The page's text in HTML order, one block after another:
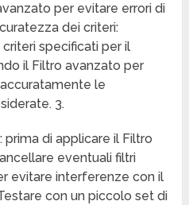
per evitare errori di
dei criteri:
specificati per il
il Filtro avanzato per
le
3.
prima di applicare il Filtro
eventuali filtri
evitare interferenze con il
con un piccolo set di